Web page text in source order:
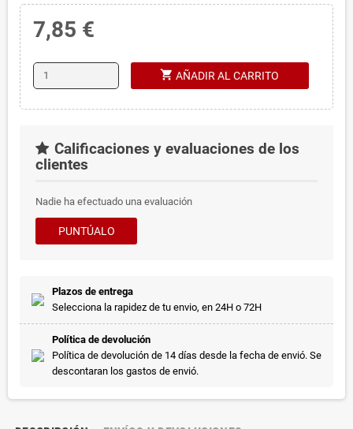
7,85 €
shopping_cart AÑADIR AL CARRITO
Calificaciones y evaluaciones de los
clientes
Nadie ha efectuado una evaluación
PUNTÚALO
Plazos de entrega
Selecciona la rapidez de tu envio, en 24H o 72H
Política de devolución
Política de devolución de 14 días desde la fecha de envió. Se
descontaran los gastos de envió.